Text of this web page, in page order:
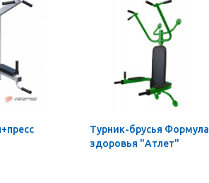
Турник-брусья Формула
здоровья "Атлет"